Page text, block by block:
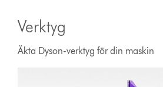
Verktyg
Äkta Dyson-verktyg för din maskin